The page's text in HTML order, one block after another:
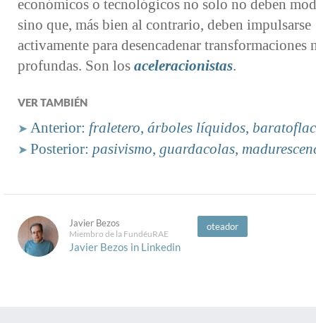
económicos o tecnológicos no solo no deben
sino que, más bien al contrario, deben impulsarse
activamente para desencadenar transformaciones
profundas. Son los aceleracionistas.
VER TAMBIÉN
➤ Anterior: fraletero, árboles líquidos,
➤ Posterior: pasivismo, guardacolas,
Javier Bezos
Miembro de la FundéuRAE
Javier Bezos in Linkedin
oteador